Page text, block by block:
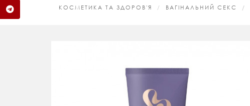
КОСМЕТИКА ТА ЗДОРОВ'Я ВАГІНАЛЬНИЙ СЕКС